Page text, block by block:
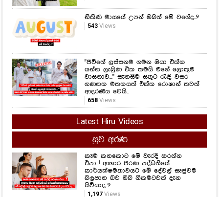
"ජීවිතේ ලස්සනම ගමන ඔයා එක්ක
යන්න ලැබුණ එක තමයි මගේ ලොකුම
වාසනාව..." සැනසීම සතුට රැඳි වසර
ගණනක මතකයත් එක්ක රොෂාන් තවත්
Latest Hiru Videos
සුව අරණ
කෑම කනකොට මේ වැරදි කරන්න
එපා...! ආහාර ජීරණ පද්ධතියේ
කාර්යක්ෂමතාවයට මේ දේවල් සෘජුවම
බලපාන බව ඔබ නිකමටවත් දැන
සිටියාද..?
1,197Views
අධි රුධිර පීඩනය ඔබ හිතනවාට වඩා
හානිදායක විය හැකියි.. සිතිය යුතු
කාරණා කිහිපයක් ගැන ඇසෙන විශේෂ
කතාවක් මෙන්න..
1,715Views